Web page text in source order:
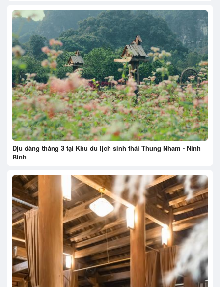
Dịu dàng tháng 3 tại Khu du lịch sinh thái Thung Nham - Ninh
Bình